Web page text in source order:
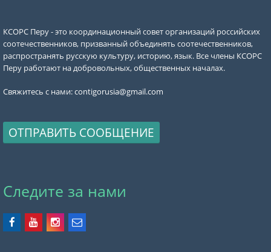
КСОРС Перу - это координационный совет организаций российских
соотечественников, призванный объединять соотечественников,
распространять русскую культуру, историю, язык. Все члены КСОРС
Перу работают на добровольных, общественных началах.
Свяжитесь с нами:contigorusia@gmail.com
ОТПРАВИТЬ СООБЩЕНИЕ
Следите за нами